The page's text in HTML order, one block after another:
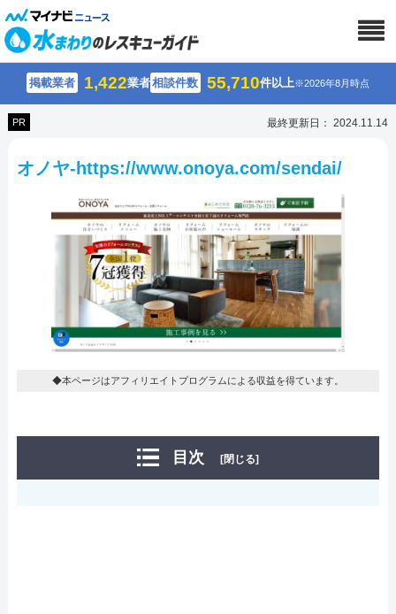
掲載業者 1,422業者相談件数 55,710件以上※2026年8月時点
PR 最終更新日： 2024.11.14
オノヤ-https://www.onoya.com/sendai/
◆本ページはアフィリエイトプログラムによる収益を得ています。
目次 [閉じる]